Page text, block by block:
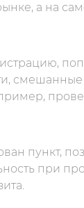
а на
пункт,
при